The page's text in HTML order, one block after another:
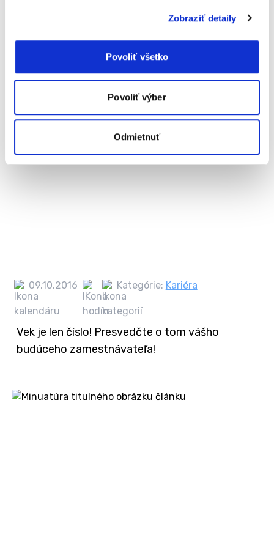
Zobraziť detaily
Povoliť všetko
Povoliť výber
Odmietnuť
Podobné články
09.10.2016 Kategórie: Kariéra
Vek je len číslo! Presvedčte o tom vášho
budúceho zamestnávateľa!